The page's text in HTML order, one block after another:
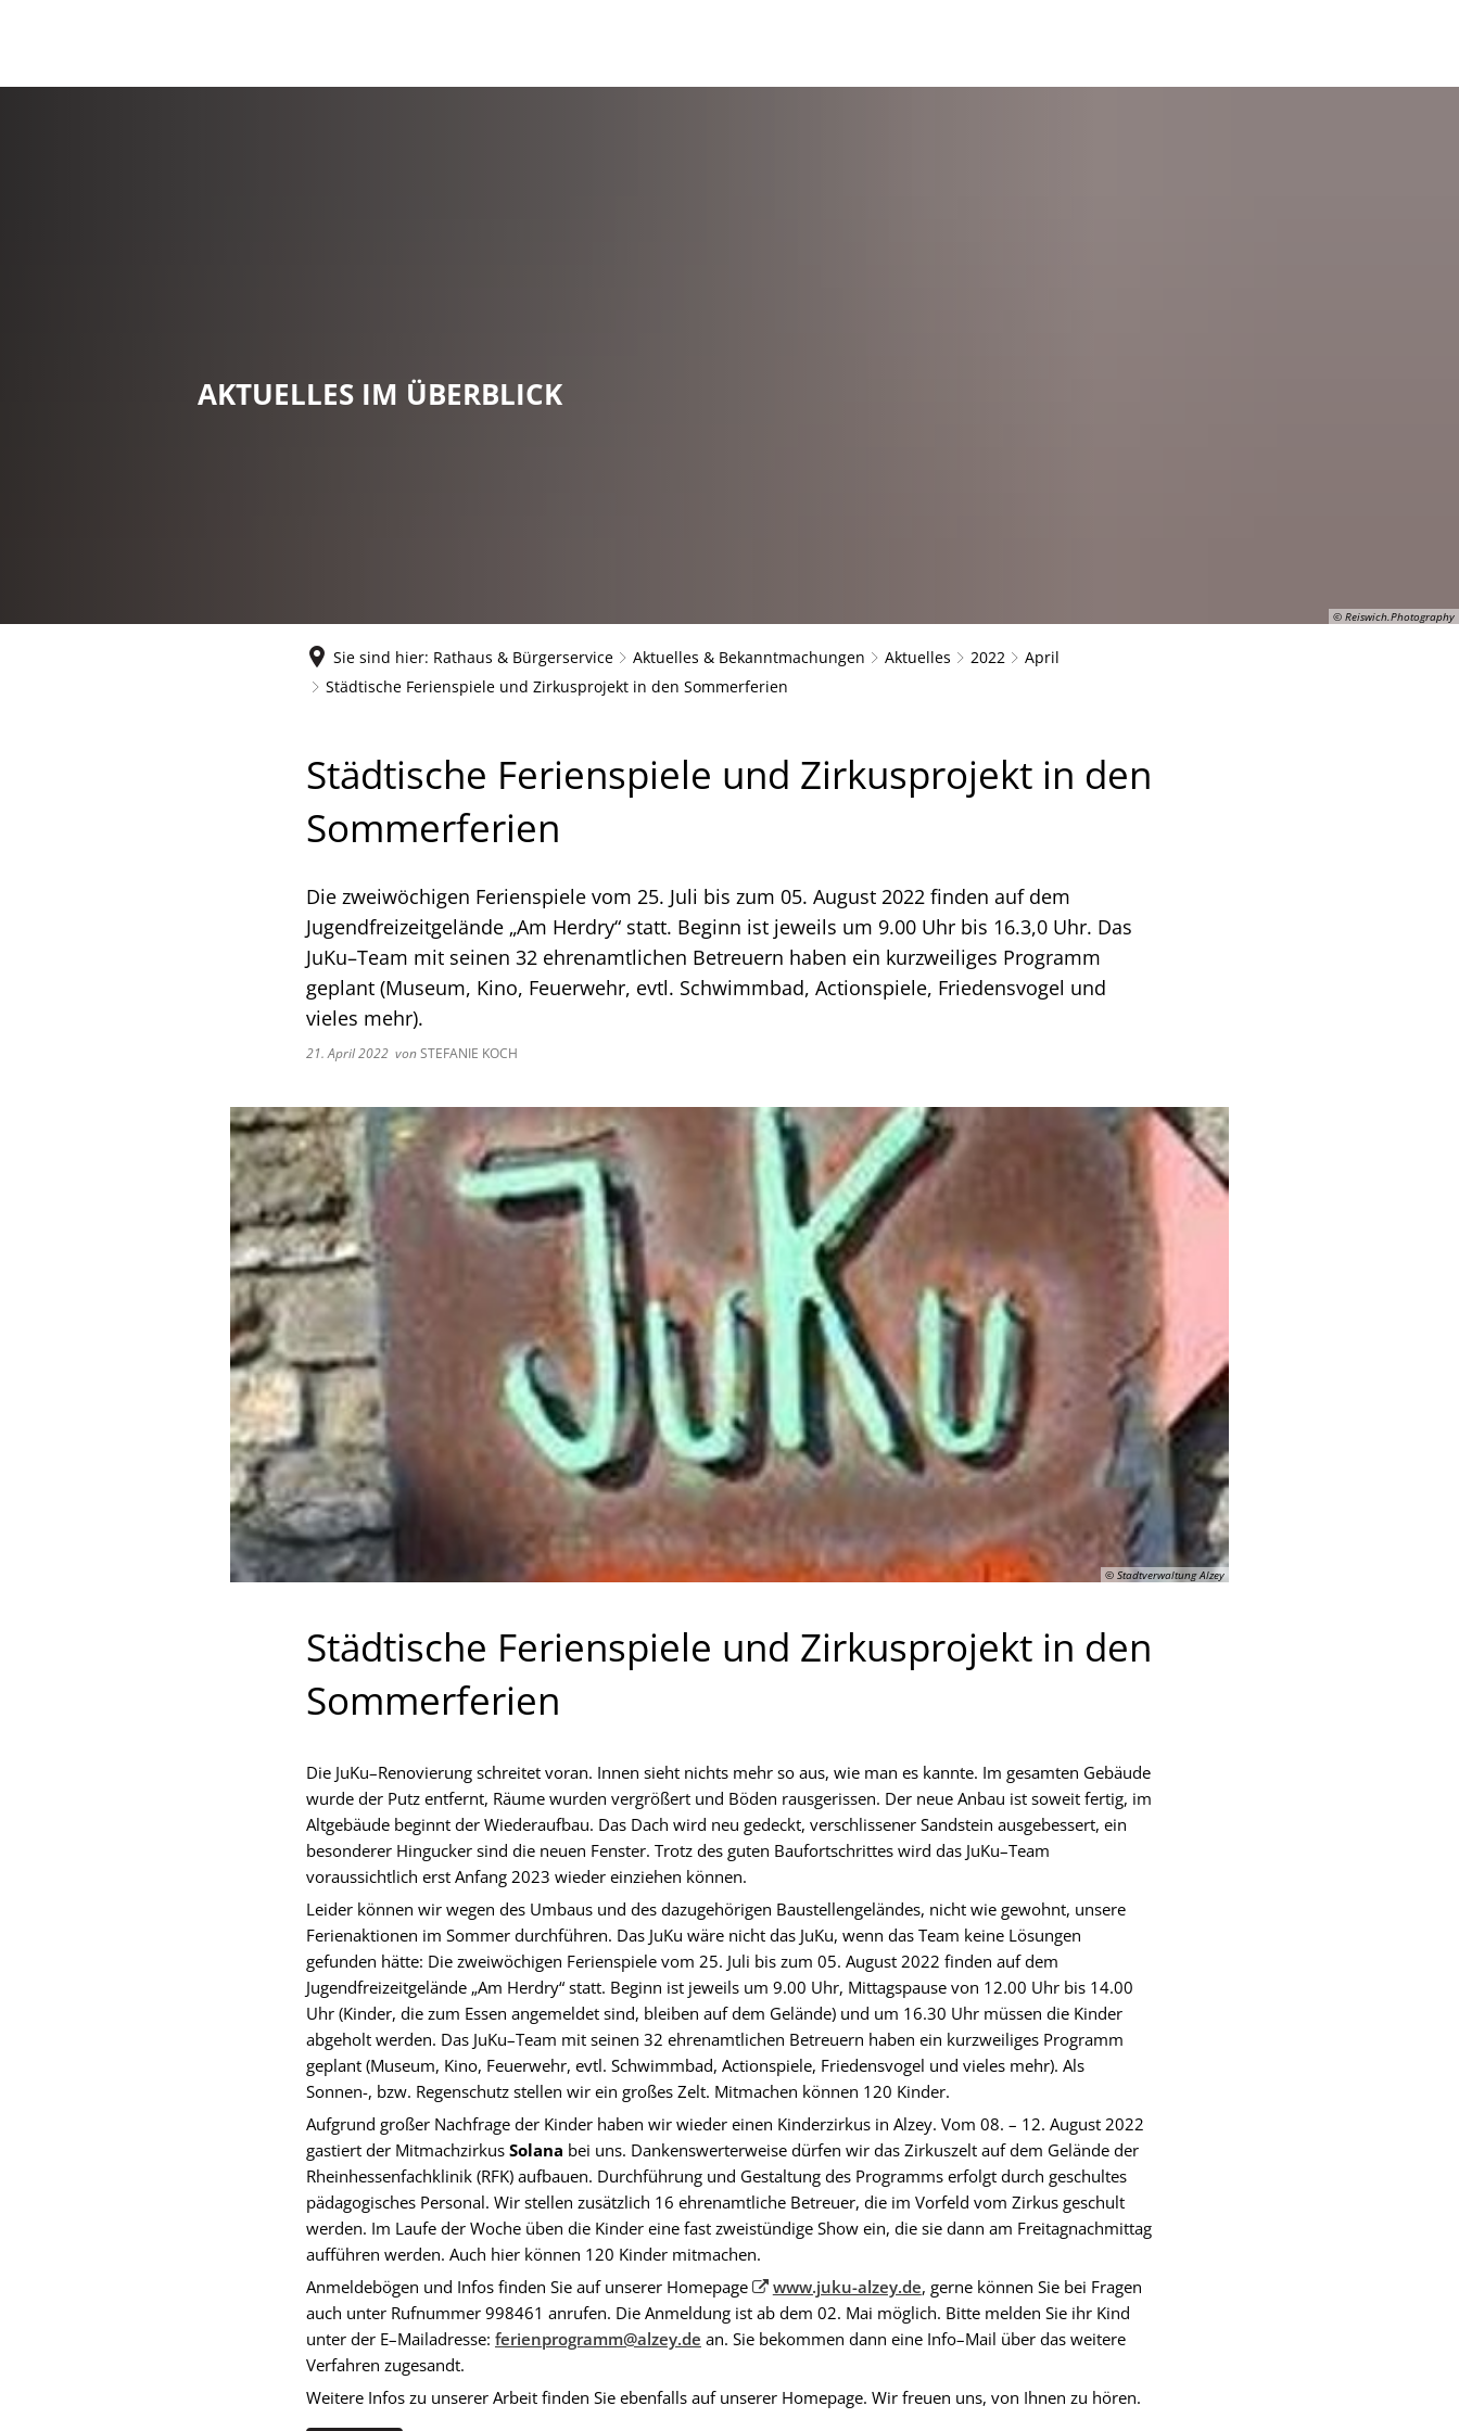
© Reiswich.Photography
AKTUELLES IM ÜBERBLICK
Sie sind hier: Rathaus & Bürgerservice Aktuelles & Bekanntmachungen Aktuelles 2022
April
Städtische Ferienspiele und Zirkusprojekt in den Sommerferien
Städtische Ferienspiele und Zirkusprojekt in den
Sommerferien
Die zweiwöchigen Ferienspiele vom 25. Juli bis zum 05. August 2022 finden auf dem
Jugendfreizeitgelände „Am Herdry“ statt. Beginn ist jeweils um 9.00 Uhr bis 16.3,0 Uhr. Das
JuKu–Team mit seinen 32 ehrenamtlichen Betreuern haben ein kurzweiliges Programm
geplant (Museum, Kino, Feuerwehr, evtl. Schwimmbad, Actionspiele, Friedensvogel und
vieles mehr).
21. April 2022 vonSTEFANIE KOCH
© Stadtverwaltung Alzey
Städtische Ferienspiele und Zirkusprojekt in den
Sommerferien
Die JuKu–Renovierung schreitet voran. Innen sieht nichts mehr so aus, wie man es kannte. Im gesamten Gebäude
wurde der Putz entfernt, Räume wurden vergrößert und Böden rausgerissen. Der neue Anbau ist soweit fertig, im
Altgebäude beginnt der Wiederaufbau. Das Dach wird neu gedeckt, verschlissener Sandstein ausgebessert, ein
besonderer Hingucker sind die neuen Fenster. Trotz des guten Baufortschrittes wird das JuKu–Team
voraussichtlich erst Anfang 2023 wieder einziehen können.
Leider können wir wegen des Umbaus und des dazugehörigen Baustellengeländes, nicht wie gewohnt, unsere
Ferienaktionen im Sommer durchführen. Das JuKu wäre nicht das JuKu, wenn das Team keine Lösungen
gefunden hätte: Die zweiwöchigen Ferienspiele vom 25. Juli bis zum 05. August 2022 finden auf dem
Jugendfreizeitgelände „Am Herdry“ statt. Beginn ist jeweils um 9.00 Uhr, Mittagspause von 12.00 Uhr bis 14.00
Uhr (Kinder, die zum Essen angemeldet sind, bleiben auf dem Gelände) und um 16.30 Uhr müssen die Kinder
abgeholt werden. Das JuKu–Team mit seinen 32 ehrenamtlichen Betreuern haben ein kurzweiliges Programm
geplant (Museum, Kino, Feuerwehr, evtl. Schwimmbad, Actionspiele, Friedensvogel und vieles mehr). Als
Sonnen-, bzw. Regenschutz stellen wir ein großes Zelt. Mitmachen können 120 Kinder.
Aufgrund großer Nachfrage der Kinder haben wir wieder einen Kinderzirkus in Alzey. Vom 08. – 12. August 2022
gastiert der Mitmachzirkus Solana bei uns. Dankenswerterweise dürfen wir das Zirkuszelt auf dem Gelände der
Rheinhessenfachklinik (RFK) aufbauen. Durchführung und Gestaltung des Programms erfolgt durch geschultes
pädagogisches Personal. Wir stellen zusätzlich 16 ehrenamtliche Betreuer, die im Vorfeld vom Zirkus geschult
werden. Im Laufe der Woche üben die Kinder eine fast zweistündige Show ein, die sie dann am Freitagnachmittag
aufführen werden. Auch hier können 120 Kinder mitmachen.
Anmeldebögen und Infos finden Sie auf unserer Homepage
www.juku-alzey.de, gerne können Sie bei Fragen
auch unter Rufnummer 998461 anrufen. Die Anmeldung ist ab dem 02. Mai möglich. Bitte melden Sie ihr Kind
unter der E–Mailadresse: ferienprogramm@alzey.de an. Sie bekommen dann eine Info–Mail über das weitere
Verfahren zugesandt.
Weitere Infos zu unserer Arbeit finden Sie ebenfalls auf unserer Homepage. Wir freuen uns, von Ihnen zu hören.